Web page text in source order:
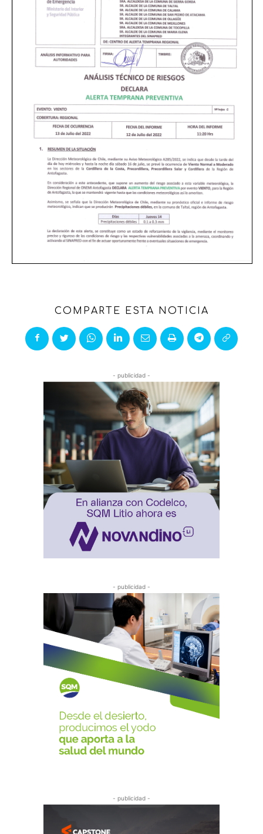
COMPARTE ESTA NOTICIA
- publicidad -
- publicidad -
- publicidad -